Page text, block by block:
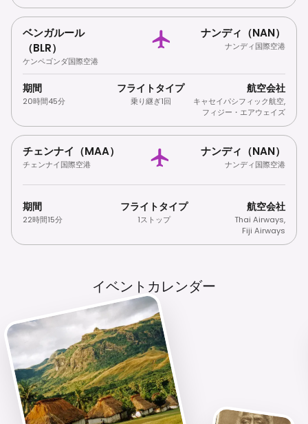
ベンガルール
（BLR）
ケンペゴンダ国際空港
ナンディ（NAN）
ナンディ国際空港
期間
20時間45分
フライトタイプ
乗り継ぎ1回
航空会社
キャセイパシフィック航空,
フィジー・エアウェイズ
チェンナイ（MAA）
チェンナイ国際空港
ナンディ（NAN）
ナンディ国際空港
期間
22時間15分
フライトタイプ
1ストップ
航空会社
Thai Airways,
Fiji Airways
イベントカレンダー